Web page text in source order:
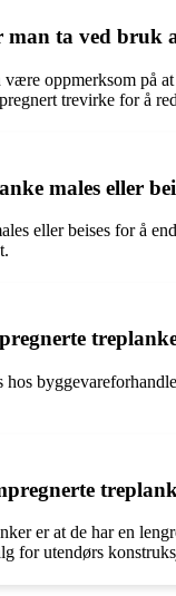
man ta ved bruk
oppmerksom på
trevirke for å
males eller
eller beises for å
er at de har en
for utendørs